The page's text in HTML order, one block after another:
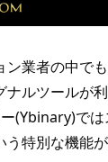
ン業者の中で
ルツールが
(Ybinary)で
特別な機能